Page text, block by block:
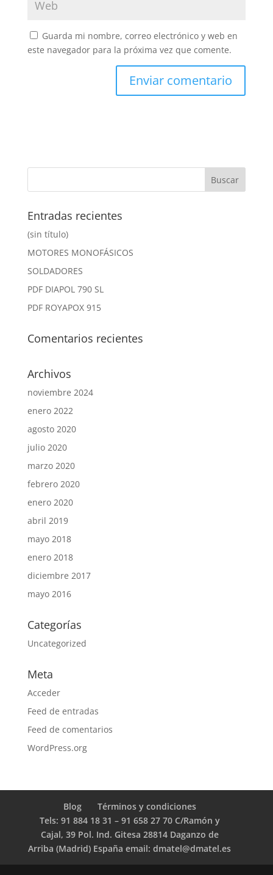
Guarda mi nombre, correo electrónico y web en
este navegador para la próxima vez que comente.
Entradas recientes
(sin título)
MOTORES MONOFÁSICOS
SOLDADORES
PDF DIAPOL 790 SL
PDF ROYAPOX 915
Comentarios recientes
Archivos
noviembre 2024
enero 2022
agosto 2020
julio 2020
marzo 2020
febrero 2020
enero 2020
abril 2019
mayo 2018
enero 2018
diciembre 2017
mayo 2016
Categorías
Uncategorized
Meta
Acceder
Feed de entradas
Feed de comentarios
WordPress.org
Blog
Términos y condiciones
Tels: 91 884 18 31 – 91 658 27 70 C/Ramón y
Cajal, 39 Pol. Ind. Gitesa 28814 Daganzo de
Arriba (Madrid) España email: dmatel@dmatel.es